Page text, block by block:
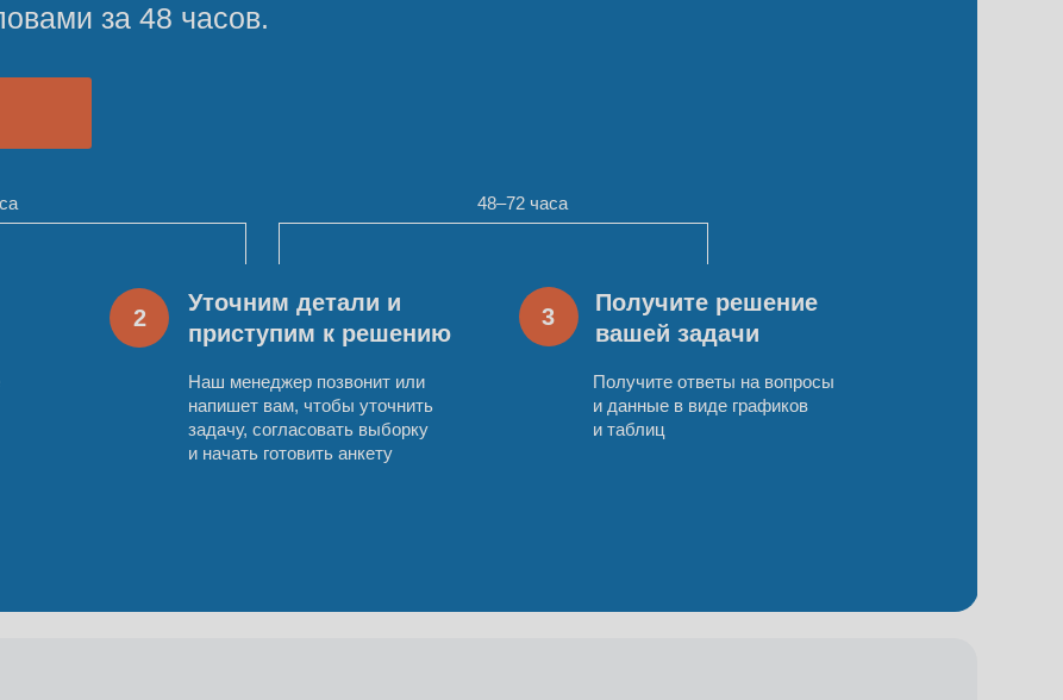
за 48 часов.
48‒72 часа
Наш менеджер позвонит или
напишет вам, чтобы уточнить
задачу, согласовать выборку
и начать готовить анкету
Уточним детали и
приступим к решению
Получите ответы на вопросы
и данные в виде графиков
и таблиц
Получите решение
вашей задачи
2 3